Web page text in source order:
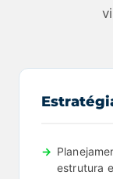
estrutura